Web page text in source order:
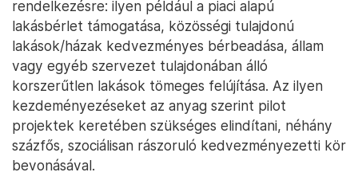
rendelkezésre: ilyen például a piaci alapú
lakásbérlet támogatása, közösségi tulajdonú
lakások/házak kedvezményes bérbeadása, állam
vagy egyéb szervezet tulajdonában álló
korszerűtlen lakások tömeges felújítása. Az ilyen
kezdeményezéseket az anyag szerint pilot
projektek keretében szükséges elindítani, néhány
százfős, szociálisan rászoruló kedvezményezetti kör
bevonásával.